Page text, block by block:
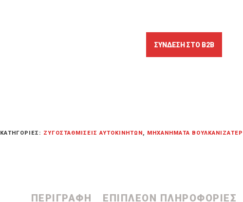
ΚΑΤΗΓΟΡΊΕΣ: ΖΥΓΟΣΤΑΘΜΊΣΕΙΣ ΑΥΤΟΚΙΝΉΤΩΝ, ΜΗΧΑΝΉΜΑΤΑ
ΠΕΡΙΓΡΑΦΉ ΕΠΙΠΛΈΟΝ ΠΛΗΡΟΦΟΡΊΕΣ